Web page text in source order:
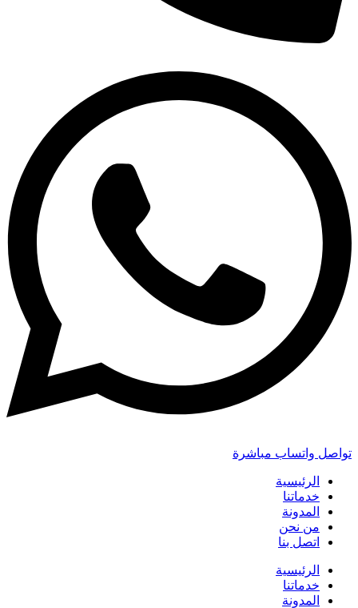
تواصل واتساب مباشرة
الرئيسية
خدماتنا
المدونة
من نحن
اتصل بنا
الرئيسية
خدماتنا
المدونة